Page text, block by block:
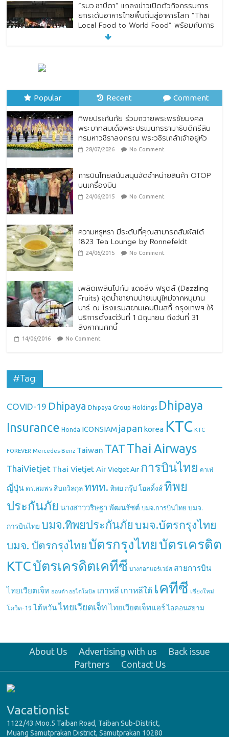
“รมว.ซาบีดา” แถลงข่าวเปิดตัวกิจกรรมการ
ยกระดับอาหารไทยพื้นถิ่นสู่อาหารโลก “Thai
Local Food to World Food” พร้อมกับการ
เปิดตัวตราสัญลักษณ์ “Thailand Best
พระบาทสมเด็จพระปรเมนทรรามาธิบดีศรีสิน
ทรมหาวชิราลงกรณ พระวชิรเกล้าเจ้าอยู่หัว
Popular Recent Comment
ทิพยประกันภัย ร่วมถวายพระพรชัยมงคล
พระบาทสมเด็จพระปรเมนทรรามาธิบดีศรีสิน
ทรมหาวชิราลงกรณ พระวชิรเกล้าเจ้าอยู่หัว
28/07/2026 No Comment
การบินไทยสนับสนุนจัดจำหน่ายสินค้า OTOP
บนเครื่องบิน
24/06/2015 No Comment
ความหรูหรา มีระดับที่คุณสามารถสัมผัสได้
1823 Tea Lounge by Ronnefeldt
24/06/2015 No Comment
เพลิดเพลินไปกับ แดซลิ่ง ฟรุตส์ (Dazzling
Fruits) ชุดน้ำชายามบ่ายเมนูใหม่จากหนุมาน
บาร์ ณ โรงแรมสยามเคมปินสกี้ กรุงเทพฯ ให้
บริการตั้งแต่วันที่ 1 มิถุนายน ถึงวันที่ 31
สิงหาคมศกนี้
14/06/2016 No Comment
#Tag:
COVID-19 Dhipaya Dhipaya Group Holdings Dhipaya
Insurance Honda ICONSIAM japan korea KTC KTC
FOREVER Mercedes-Benz Taiwan TAT Thai Airways
ThaiVietjet Thai Vietjet Air Vietjet Air การบินไทย คาเฟ่
ญี่ปุ่น ดร.สมพร สืบถวิลกุล ททท. ทิพย กรุ๊ป โฮลดิ้งส์ ทิพย
ประกันภัย นางสาววริษฐา พัฒนรัชต์ บมจ.การบินไทย บมจ.
การบินไทย บมจ.ทิพยประกันภัย บมจ.บัตรกรุงไทย
บมจ. บัตรกรุงไทย บัตรกรุงไทย บัตรเครดิต
KTCบัตรเครดิตเคทีซี บางกอกแอร์เวย์ส สายการบิน
ไทยเวียตเจ็ท ฮอนด้า ออโตโมบิล เกาหลี เกาหลีใต้ เคทีซี เชียงใหม่
โควิด-19 ไต้หวัน ไทยเวียตเจ็ท ไทยเวียตเจ็ทแอร์ ไอคอนสยาม
About Us Advertising with us
Back issue
Partners
Contact Us
Vacationist
1122/43 Moo.5 Taiban Road, Taiban Sub-District,
Muang Samutprakan District, Samutprakan 10280